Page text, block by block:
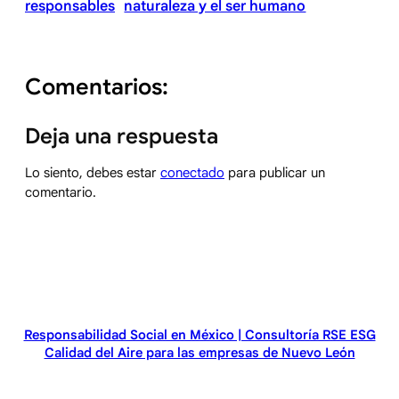
responsables naturaleza y el ser humano
Comentarios:
Deja una respuesta
Lo siento, debes estar conectado para publicar un
comentario.
Responsabilidad Social en México | Consultoría RSE ESG
Calidad del Aire para las empresas de Nuevo León